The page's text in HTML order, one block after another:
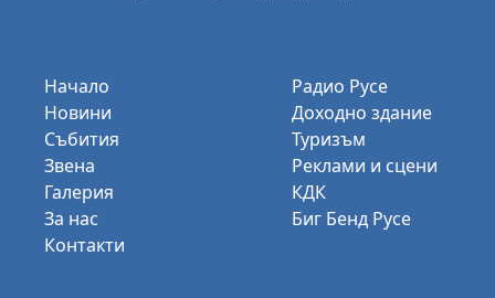
Начало
Новини
Събития
Звена
Галерия
За нас
Контакти
Радио Русе
Доходно здание
Туризъм
Реклами и сцени
КДК
Биг Бенд Русе